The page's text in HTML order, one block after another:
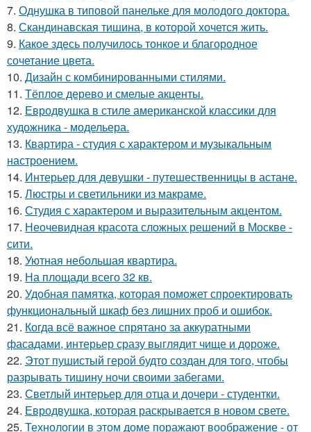
7. Однушка в типовой панельке для молодого доктора.
8. Скандинавская тишина, в которой хочется жить.
9. Какое здесь получилось тонкое и благородное
сочетание цвета.
10. Дизайн с комбинированными стилями.
11. Тёплое дерево и смелые акценты.
12. Евродвушка в стиле американской классики для
художника - модельера.
13. Квартира - студия с характером и музыкальным
настроением.
14. Интерьер для девушки - путешественницы в астане.
15. Люстры и светильники из макраме.
16. Студия с характером и выразительным акцентом.
17. Неочевидная красота сложных решений в Москве -
сити.
18. Уютная небольшая квартира.
19. На площади всего 32 кв.
20. Удобная памятка, которая поможет спроектировать
функциональный шкаф без лишних проб и ошибок.
21. Когда всё важное спрятано за аккуратными
фасадами, интерьер сразу выглядит чище и дороже.
22. Этот пушистый герой будто создан для того, чтобы
разрывать тишину ночи своими забегами.
23. Светлый интерьер для отца и дочери - студентки.
24. Евродвушка, которая раскрывается в новом свете.
25. Технологии в этом доме поражают воображение - от